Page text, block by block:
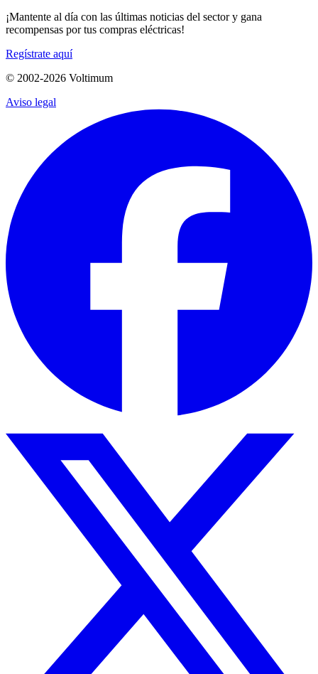
¡Mantente al día con las últimas noticias del sector y gana
recompensas por tus compras eléctricas!
Regístrate aquí
© 2002-2026 Voltimum
Aviso legal